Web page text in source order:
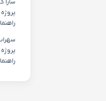
سارا